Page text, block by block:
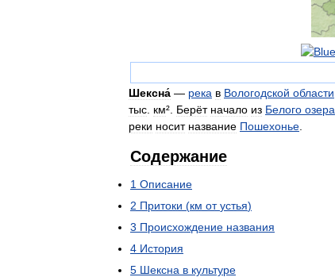
Шексна́ — река в Вологодской области
тыс км². Берёт начало из Белого озера
реки носит название Пошехонье
Содержание
1 Описание
2 Притоки (км от устья)
3 Происхождение названия
4 История
5 Шексна в культуре